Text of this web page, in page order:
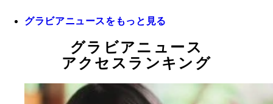
グラビアニュースをもっと見る
グラビアニュース
アクセスランキング